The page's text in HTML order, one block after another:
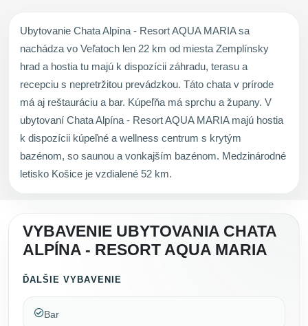
Ubytovanie Chata Alpína - Resort AQUA MARIA sa
nachádza vo Veľatoch len 22 km od miesta Zemplínsky
hrad a hostia tu majú k dispozícii záhradu, terasu a
recepciu s nepretržitou prevádzkou. Táto chata v prírode
má aj reštauráciu a bar. Kúpeľňa má sprchu a župany. V
ubytovaní Chata Alpína - Resort AQUA MARIA majú hostia
k dispozícii kúpeľné a wellness centrum s krytým
bazénom, so saunou a vonkajším bazénom. Medzinárodné
letisko Košice je vzdialené 52 km.
VYBAVENIE UBYTOVANIA CHATA
ALPÍNA - RESORT AQUA MARIA
ĎALŠIE VYBAVENIE
Bar